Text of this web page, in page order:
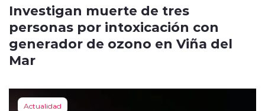
Investigan muerte de tres
personas por intoxicación con
generador de ozono en Viña del
Mar
Actualidad